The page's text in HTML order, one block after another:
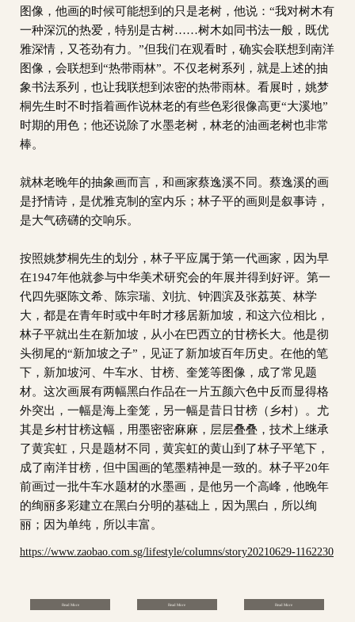
图像，他画的时候可能想到的只是老树，他说：“我对树木有
一种深沉的热爱，特别是古树……树木如同书法一般，既优
雅深情，又苍劲有力。”但我们在观看时，确实会联想到南洋
图像，会联想到“热带雨林”。不仅老树系列，就是上述的抽
象书法系列，也让我联想到浓密的热带雨林。看展时，姚梦
桐先生时不时指着画作说林老的有些色彩很像高更“大溪地”
时期的用色；他还说除了水墨老树，林老的油画老树也非常
棒。
就林老晚年的抽象画而言，和画家蔡逸溪不同。蔡逸溪的画
是抒情诗，是优雅克制的室内乐；林子平的画则是叙事诗，
是大气磅礴的交响乐。
按照姚梦桐先生的划分，林子平应属于第一代画家，因为早
在1947年他就参与中华美术研究会的年展并得到好评。第一
代四先驱陈文希、陈宗瑞、刘抗、钟泗滨及张荔英、林学
大，都是在青年时或中年时才移居新加坡，和这六位相比，
林子平就出生在新加坡，从小在巴西立的甘榜长大。他是彻
头彻尾的“新加坡之子”，见证了新加坡百年历史。在他的笔
下，新加坡河、牛车水、甘榜、奎笼等图像，成了常见题
材。这次画展有两幅黑白作品在一片五颜六色中反而显得格
外突出，一幅是海上奎笼，另一幅是昔日甘榜（乡村）。尤
其是乡村甘榜这幅，用墨密密麻麻，层层叠叠，技术上继承
了黄宾虹，只是题材不同，黄宾虹的黄山到了林子平笔下，
成了南洋甘榜，但中国画的笔墨精神是一致的。林子平20年
前画过一批牛车水题材的水墨画，是他另一个高峰，他晚年
的绚丽多彩建立在黑白分明的基础上，因为黑白，所以绚
丽；因为单纯，所以丰富。
https://www.zaobao.com.sg/lifestyle/columns/story20210629-1162230
Read More Read More Read More